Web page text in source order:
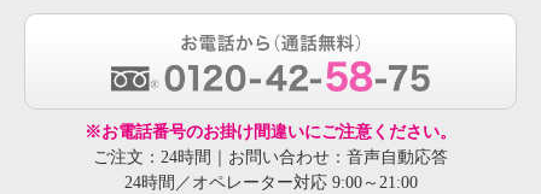
※お電話番号のお掛け間違いにご注意ください。
ご注文：24時間｜お問い合わせ：音声自動応答
24時間／オペレーター対応 9:00～21:00